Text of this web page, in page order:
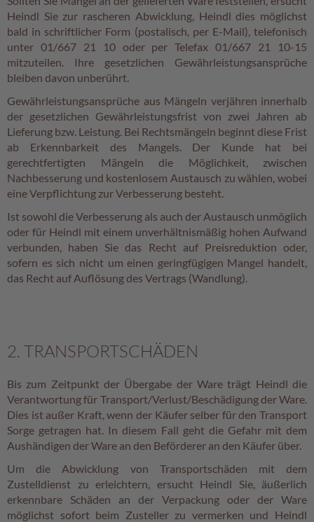
Heindl Sie zur rascheren Abwicklung, Heindl dies möglichst
bald in schriftlicher Form (postalisch, per E-Mail), telefonisch
unter 01/667 21 10 oder per Telefax 01/667 21 10-15
mitzuteilen. Ihre gesetzlichen Gewährleistungsansprüche
bleiben davon unberührt.
Gewährleistungsansprüche aus Mängeln verjähren innerhalb
der gesetzlichen Gewährleistungsfrist von zwei Jahren ab
Lieferung bzw. Leistung. Bei Rechtsmängeln beginnt diese Frist
ab Erkennbarkeit des Mangels. Der Kunde hat bei
gerechtfertigten Mängeln die Möglichkeit, zwischen
Nachbesserung und kostenlosem Austausch zu wählen, wobei
eine Verpflichtung zur Verbesserung besteht.
Ist sowohl die Verbesserung als auch der Austausch unmöglich
oder für Heindl mit einem unverhältnismäßig hohen Aufwand
verbunden, haben Sie das Recht auf Preisreduktion oder,
sofern es sich nicht um einen geringfügigen Mangel handelt,
das Recht auf Auflösung des Vertrags (Wandlung).
2. TRANSPORTSCHÄDEN
Bis zum Zeitpunkt der Übergabe der Ware trägt Heindl die
Verantwortung für Transport/Verlust/Beschädigung der Ware.
Dies ist außer Kraft, wenn der Käufer selber für den Transport
Sorge getragen hat. In diesem Fall geht die Gefahr mit dem
Aushändigen der Ware an den Beförderer an den Käufer über.
Um die Abwicklung von Transportschäden mit dem
Zustelldienst zu erleichtern, ersucht Heindl Sie, äußerlich
erkennbare Schäden an der Verpackung oder der Ware
möglichst sofort beim Zusteller zu vermerken und Heindl